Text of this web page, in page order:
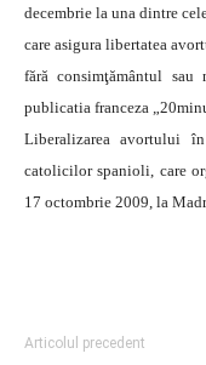
decembrie la una dintre
care asigura libertatea
fără consimţământul sau
publicatia franceza
Liberalizarea avortului
catolicilor spanioli, care
17 octombrie 2009, la
Articolul precedent